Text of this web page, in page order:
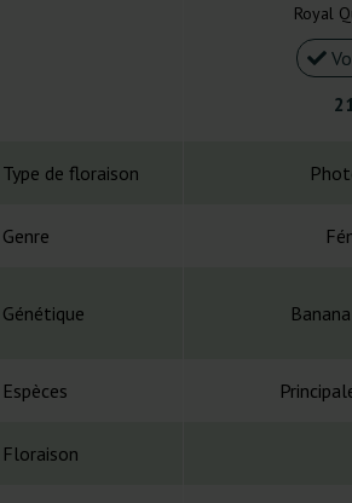
Royal
Type de floraison
Genre
Génétique
Espèces
Floraison